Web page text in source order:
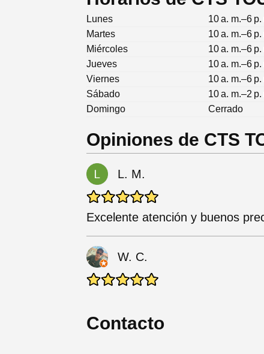
Lunes
10 a. m.–6 p.
Martes
10 a. m.–6 p.
Miércoles
10 a. m.–6 p.
Jueves
10 a. m.–6 p.
Viernes
10 a. m.–6 p.
Sábado
10 a. m.–2 p.
Domingo
Cerrado
Opiniones de CTS
L. M.
Excelente atención y buenos
W. C.
Contacto